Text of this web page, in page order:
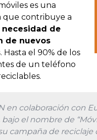
es una
que contribuye a
de
de nuevos
. Hasta el 90% de los
de un teléfono
en colaboración con
bajo el nombre de
su campaña de reciclaje